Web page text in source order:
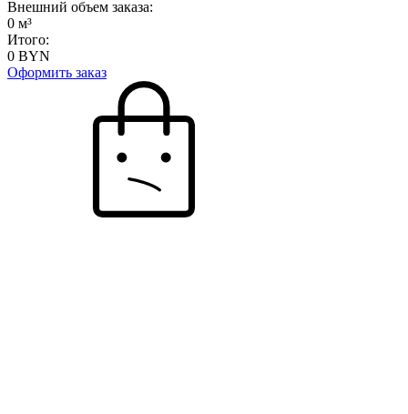
Внешний объем заказа:
0 м³
Итого:
0 BYN
Оформить заказ